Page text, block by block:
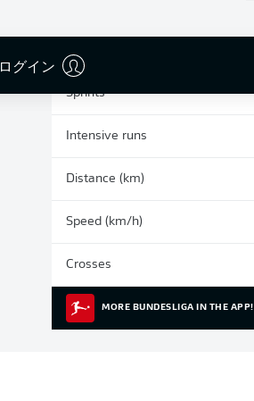
ログイン
Sprints
Intensive runs
Distance (km)
Speed (km/h)
Crosses
MORE BUNDESLIGA IN THE APP!